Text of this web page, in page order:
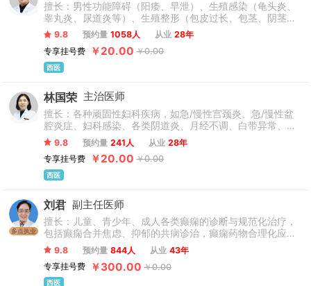
擅长：男性功能障碍（阳痿、早泄）、生殖感染（龟头炎、
睾丸炎、尿道炎等）、生殖整形（包皮过长、包茎、阴茎延
长增粗、阴茎畸形矫正等）、前列腺疾病（前列腺炎、前列
腺肥大、前列腺增生等）、男性不育（无精、弱精、少精）
等各类男性健康疾病的诊断与治疗，拥有丰富的临床经验。
9.8 预约量 1058人 从业 28年
专享挂号费
￥20.00 ￥0.00
西医
林国荣 主治医师
擅长：各种顽固性妇科疾病，如急/慢性宫颈炎、急/慢性盆
腔炎症、妇科感染、各类阴道炎、月经不调、白带异常、外
阴白斑、阴道出血；意外妊娠之后的人流手术；妇科内分泌
疾病、更年期常见疾病;女性产后私密抗衰，如私处修补术、
阴道紧缩术、小阴唇整型术、性敏感度提升术及处女膜修复
术等。
9.8 预约量 241人 从业 28年
专享挂号费
￥20.00 ￥0.00
西医
多点执业
刘君 副主任医师
擅长：儿童、青少年、成人各类癫痫的诊断与规范化治疗，
包括癫痫合并焦虑、抑郁的共病诊治，癫痫药物合理化应用
及长程管理：难治性癫痫术前评估；脑电图判读；睡眠障碍
及发作性疾病（如发作性睡病、夜间惊厥等）。
9.8 预约量 844人 从业 43年
专享挂号费
￥300.00 ￥0.00
西医